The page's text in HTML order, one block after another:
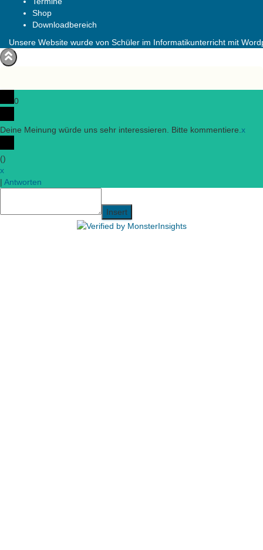
Shop
Downloadbereich
Unsere Website wurde von Schüler im Informatikunterricht mit
0
Deine Meinung würde uns sehr interessieren. Bitte kommentiere. x
()
x
| Antworten
Insert